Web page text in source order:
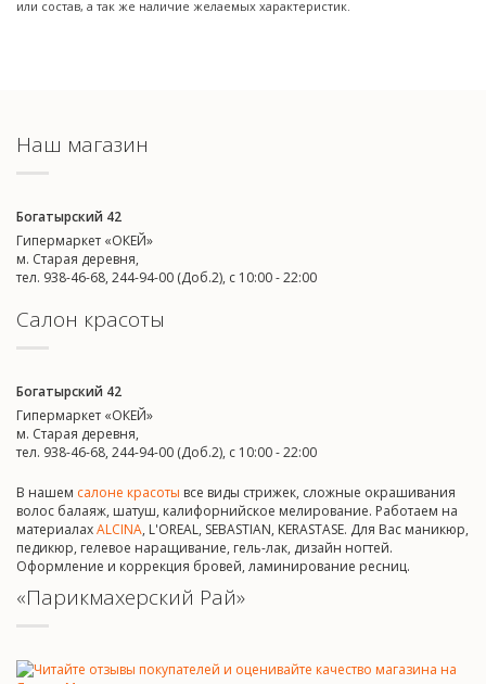
или состав, а так же наличие желаемых характеристик.
Наш магазин
Богатырский 42
Гипермаркет «ОКЕЙ»
м. Старая деревня,
тел. 938-46-68, 244-94-00 (Доб.2), c 10:00 - 22:00
Салон красоты
Богатырский 42
Гипермаркет «ОКЕЙ»
м. Старая деревня,
тел. 938-46-68, 244-94-00 (Доб.2), c 10:00 - 22:00
В нашем салоне красоты все виды стрижек, сложные окрашивания
волос балаяж, шатуш, калифорнийское мелирование. Работаем на
материалахALCINA, L'OREAL, SEBASTIAN, KERASTASE. Для Вас маникюр,
педикюр, гелевое наращивание, гель-лак, дизайн ногтей.
Оформление и коррекция бровей, ламинирование ресниц.
«Парикмахерский Рай»